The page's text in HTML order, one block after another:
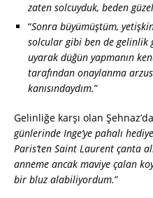
zaten solcuyduk, beden
“Sonra büyümüştüm,
solcular gibi ben de gelinlik
uyarak düğün yapmanın
tarafından onaylanma
kanısındaydım.”
Gelinliğe karşı olan
günlerinde Inge’ye pahalı
Paris’ten Saint Laurent çanta
anneme ancak maviye çalan
bir bluz alabiliyordum.”